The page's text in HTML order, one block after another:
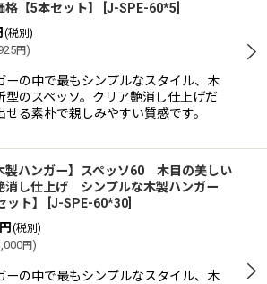
格【5本セット】
J-SPE-60*5
(税別)
円)
ーの中で最もシンプルなスタイル、木
型のスペッソ。クリア艶消し仕上げだ
せる素朴で親しみやすい質感です。
製ハンガー】スペッソ60 木目の美しい
消し仕上げ シンプルな木製ハンガー
ット】
J-SPE-60*30
円 (税別)
円)
ーの中で最もシンプルなスタイル、木